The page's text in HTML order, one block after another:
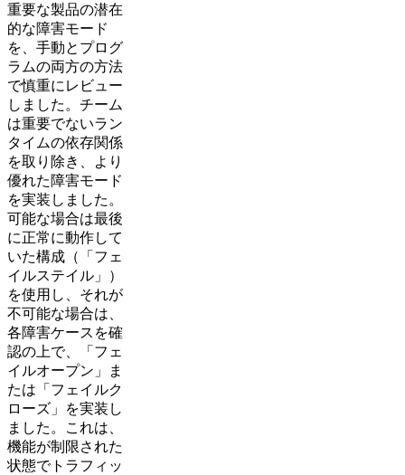
重要な製品の潜在
的な障害モード
を、手動とプログ
ラムの両方の方法
で慎重にレビュー
しました。チーム
は重要でないラン
タイムの依存関係
を取り除き、より
優れた障害モード
を実装しました。
可能な場合は最後
に正常に動作して
いた構成（「フェ
イルステイル」）
を使用し、それが
不可能な場合は、
各障害ケースを確
認の上で、「フェ
イルオープン」ま
たは「フェイルク
ローズ」を実装し
ました。これは、
機能が制限された
状態でトラフィッ